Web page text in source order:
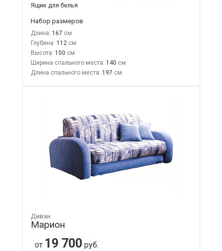
Ящик для белья
Набор размеров
Длина: 167
Глубина: 112
Высота: 100
Ширина спального места: 140
Длина спального места: 197
Диван
Марион
от 19 700 руб.